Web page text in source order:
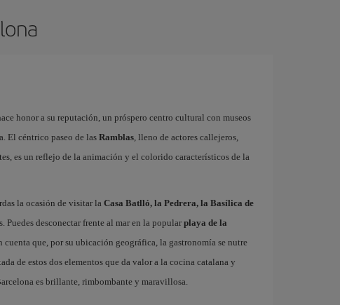
honor a su reputación, un próspero centro cultural con museos
El céntrico paseo de las Ramblas, lleno de actores callejeros,
es un reflejo de la animación y el colorido característicos de la
la ocasión de visitar la Casa Batlló, la Pedrera, la Basílica de
Puedes desconectar frente al mar en la popular playa de la
cuenta que, por su ubicación geográfica, la gastronomía se nutre
de estos dos elementos que da valor a la cocina catalana y
es brillante, rimbombante y maravillosa.